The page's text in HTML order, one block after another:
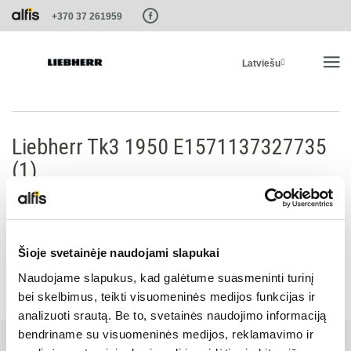
Šioje svetainėje naudojami slapukai
Naudojame slapukus, kad galėtume suasmeninti turinį
bei skelbimus, teikti visuomeninės medijos funkcijas ir
analizuoti srautą. Be to, svetainės naudojimo informaciją
bendriname su visuomeninės medijos, reklamavimo ir
Paste this code as high in the of the page as possible:
+370 37 261959
Latviešu
PAKALPOJUMI UN RISINĀJUMI
LIEBHERR-SHOP
Liebherr Tk3 1950 E1571137327735
(1)